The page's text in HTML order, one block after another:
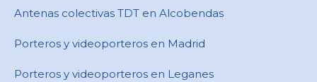
Antenas colectivas TDT en Alcobendas
Porteros y videoporteros en Madrid
Porteros y videoporteros en Leganes